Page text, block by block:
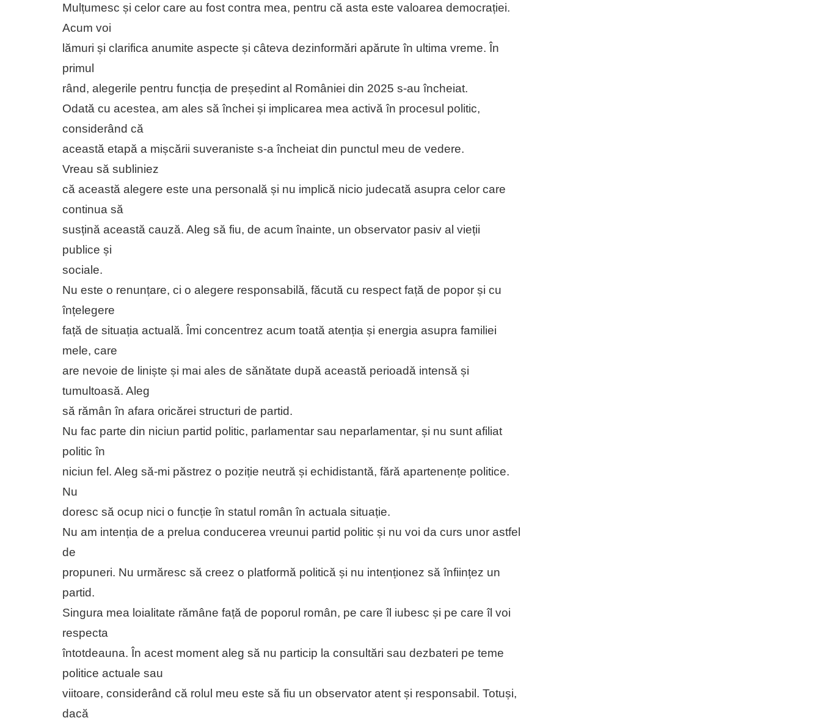
Mulțumesc și celor care au fost contra mea, pentru că asta este valoarea democrației.
Acum voi
lămuri și clarifica anumite aspecte și câteva dezinformări apărute în ultima vreme. În
primul
rând, alegerile pentru funcția de președint al României din 2025 s-au încheiat.
Odată cu acestea, am ales să închei și implicarea mea activă în procesul politic,
considerând că
această etapă a mișcării suveraniste s-a încheiat din punctul meu de vedere.
Vreau să subliniez
că această alegere este una personală și nu implică nicio judecată asupra celor care
continua să
susțină această cauză. Aleg să fiu, de acum înainte, un observator pasiv al vieții
publice și
sociale.
Nu este o renunțare, ci o alegere responsabilă, făcută cu respect față de popor și cu
înțelegere
față de situația actuală. Îmi concentrez acum toată atenția și energia asupra familiei
mele, care
are nevoie de liniște și mai ales de sănătate după această perioadă intensă și
tumultoasă. Aleg
să rămân în afara oricărei structuri de partid.
Nu fac parte din niciun partid politic, parlamentar sau neparlamentar, și nu sunt afiliat
politic în
niciun fel. Aleg să-mi păstrez o poziție neutră și echidistantă, fără apartenențe politice.
Nu
doresc să ocup nici o funcție în statul român în actuala situație.
Nu am intenția de a prelua conducerea vreunui partid politic și nu voi da curs unor astfel
de
propuneri. Nu urmăresc să creez o platformă politică și nu intenționez să înființez un
partid.
Singura mea loialitate rămâne față de poporul român, pe care îl iubesc și pe care îl voi
respecta
întotdeauna. În acest moment aleg să nu particip la consultări sau dezbateri pe teme
politice actuale sau
viitoare, considerând că rolul meu este să fiu un observator atent și responsabil. Totuși,
dacă